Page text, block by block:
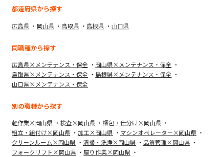
都道府県から探す
広島県 岡山県 鳥取県 島根県 山口県
同職種から探す
広島県×メンテナンス・保全
岡山県×メンテナンス・保全
鳥取県×メンテナンス・保全
島根県×メンテナンス・保全
山口県×メンテナンス・保全
別の職種から探す
軽作業×岡山県 検査×岡山県
梱包・仕分け×岡山県
組立・組付け×岡山県
加工×岡山県
マシンオペレーター×岡山県
クリーンルーム×岡山県
清掃・洗浄×岡山県
品質管理×岡山県
フォークリフト×岡山県
座り作業×岡山県